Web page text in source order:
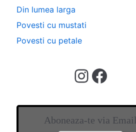
Din lumea larga
Povesti cu mustati
Povesti cu petale
Aboneaza-te via Email